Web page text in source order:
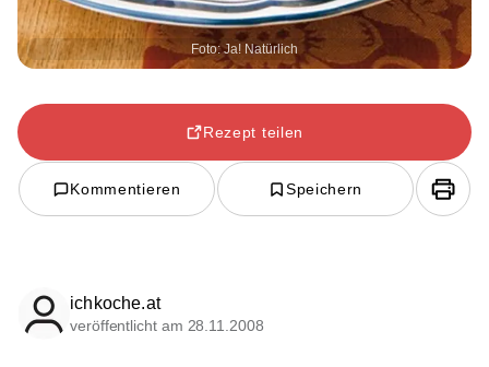
Foto: Ja! Natürlich
Rezept teilen
Kommentieren Speichern
ichkoche.at
veröffentlicht am 28.11.2008